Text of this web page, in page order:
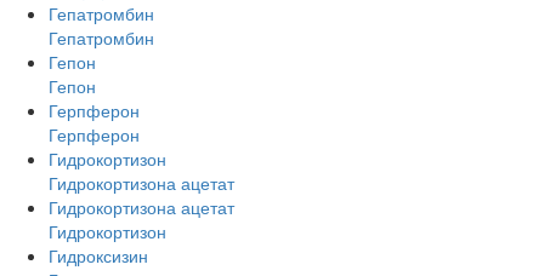
Гепатромбин
Гепатромбин
Гепон
Гепон
Герпферон
Герпферон
Гидрокортизон
Гидрокортизона ацетат
Гидрокортизона ацетат
Гидрокортизон
Гидроксизин